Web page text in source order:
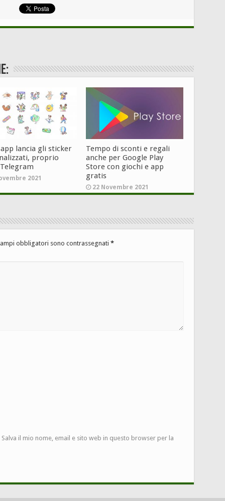
lancia gli sticker
proprio
2021
Tempo di sconti e regali
anche per Google Play
Store con giochi e app
gratis
22 Novembre 2021
obbligatori sono contrassegnati *
Salva il mio nome, email e sito web in questo browser per la